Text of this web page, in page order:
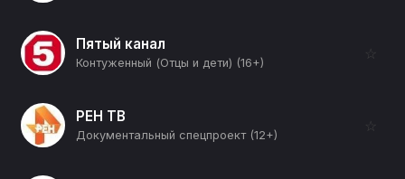
Пятый канал
Контуженный (Отцы и дети) (16+)
☆
РЕН ТВ
Документальный спецпроект (12+)
☆